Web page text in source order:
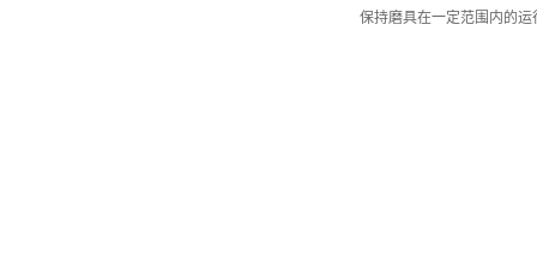
保持磨具在一定范围内的运